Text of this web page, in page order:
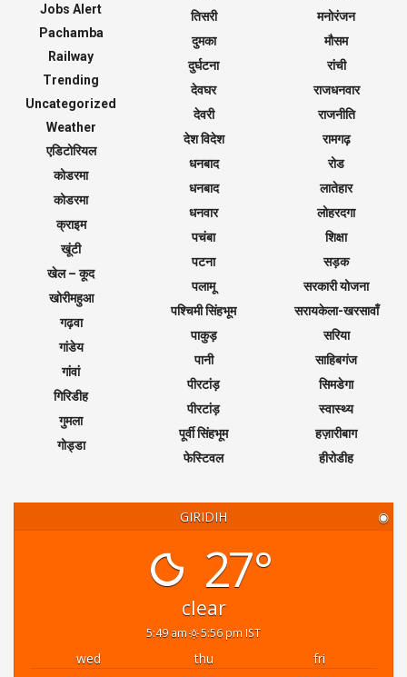
Jobs Alert
Pachamba
Railway
Trending
Uncategorized
Weather
एडिटोरियल
कोडरमा
कोडरमा
क्राइम
खूंटी
खेल – कूद
खोरीमहुआ
गढ़वा
गांडेय
गांवां
गिरिडीह
गुमला
गोड्डा
तिसरी
दुमका
दुर्घटना
देवघर
देवरी
देश विदेश
धनबाद
धनबाद
धनवार
पचंबा
पटना
पलामू
पश्चिमी सिंहभूम
पाकुड़
पानी
पीरटांड़
पीरटांड़
पूर्वी सिंहभूम
फेस्टिवल
मनोरंजन
मौसम
रांची
राजधनवार
राजनीति
रामगढ़
रोड
लातेहार
लोहरदगा
शिक्षा
सड़क
सरकारी योजना
सरायकेला-खरसावाँ
सरिया
साहिबगंज
सिमडेगा
स्वास्थ्य
हज़ारीबाग
हीरोडीह
GIRIDIH ◉
27°
clear
5:49 am 5:56 pm IST
wed thu
fri